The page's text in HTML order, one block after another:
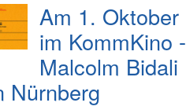
Am 1. Oktober
im KommKino -
Malcolm Bidali
Nürnberg